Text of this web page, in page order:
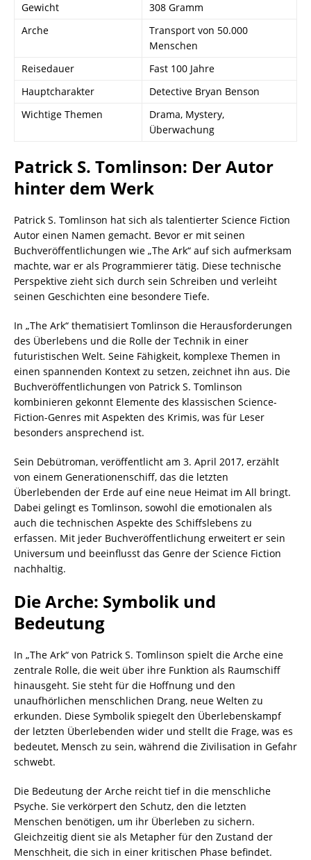
Gewicht
308 Gramm
Arche
Transport von 50.000
Menschen
Reisedauer
Fast 100 Jahre
Hauptcharakter
Detective Bryan Benson
Wichtige Themen
Drama, Mystery,
Überwachung
Patrick S. Tomlinson: Der Autor
hinter dem Werk
Patrick S. Tomlinson hat sich als talentierter Science Fiction
Autor einen Namen gemacht. Bevor er mit seinen
Buchveröffentlichungen wie „The Ark“ auf sich aufmerksam
machte, war er als Programmierer tätig. Diese technische
Perspektive zieht sich durch sein Schreiben und verleiht
seinen Geschichten eine besondere Tiefe.
In „The Ark“ thematisiert Tomlinson die Herausforderungen
des Überlebens und die Rolle der Technik in einer
futuristischen Welt. Seine Fähigkeit, komplexe Themen in
einen spannenden Kontext zu setzen, zeichnet ihn aus. Die
Buchveröffentlichungen von Patrick S. Tomlinson
kombinieren gekonnt Elemente des klassischen Science-
Fiction-Genres mit Aspekten des Krimis, was für Leser
besonders ansprechend ist.
Sein Debütroman, veröffentlicht am 3. April 2017, erzählt
von einem Generationenschiff, das die letzten
Überlebenden der Erde auf eine neue Heimat im All bringt.
Dabei gelingt es Tomlinson, sowohl die emotionalen als
auch die technischen Aspekte des Schiffslebens zu
erfassen. Mit jeder Buchveröffentlichung erweitert er sein
Universum und beeinflusst das Genre der Science Fiction
nachhaltig.
Die Arche: Symbolik und
Bedeutung
In „The Ark“ von Patrick S. Tomlinson spielt die Arche eine
zentrale Rolle, die weit über ihre Funktion als Raumschiff
hinausgeht. Sie steht für die Hoffnung und den
unaufhörlichen menschlichen Drang, neue Welten zu
erkunden. Diese Symbolik spiegelt den Überlebenskampf
der letzten Überlebenden wider und stellt die Frage, was es
bedeutet, Mensch zu sein, während die Zivilisation in Gefahr
schwebt.
Die Bedeutung der Arche reicht tief in die menschliche
Psyche. Sie verkörpert den Schutz, den die letzten
Menschen benötigen, um ihr Überleben zu sichern.
Gleichzeitig dient sie als Metapher für den Zustand der
Menschheit, die sich in einer kritischen Phase befindet.